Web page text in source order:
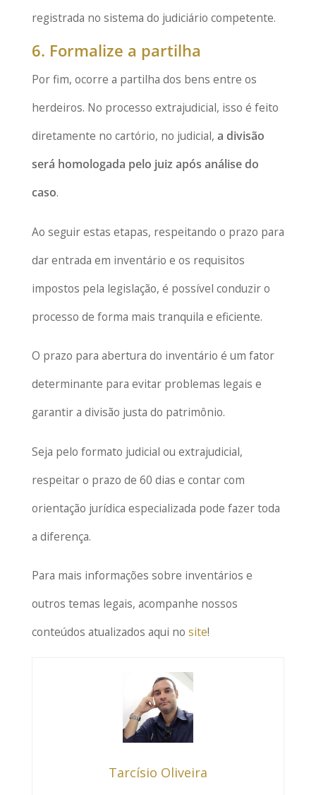
registrada no sistema do judiciário competente.
6. Formalize a partilha
Por fim, ocorre a partilha dos bens entre os
herdeiros. No processo extrajudicial, isso é feito
diretamente no cartório, no judicial, a divisão
será homologada pelo juiz após análise do
caso.
Ao seguir estas etapas, respeitando o prazo para
dar entrada em inventário e os requisitos
impostos pela legislação, é possível conduzir o
processo de forma mais tranquila e eficiente.
O prazo para abertura do inventário é um fator
determinante para evitar problemas legais e
garantir a divisão justa do patrimônio.
Seja pelo formato judicial ou extrajudicial,
respeitar o prazo de 60 dias e contar com
orientação jurídica especializada pode fazer toda
a diferença.
Para mais informações sobre inventários e
outros temas legais, acompanhe nossos
conteúdos atualizados aqui no site!
Tarcísio Oliveira